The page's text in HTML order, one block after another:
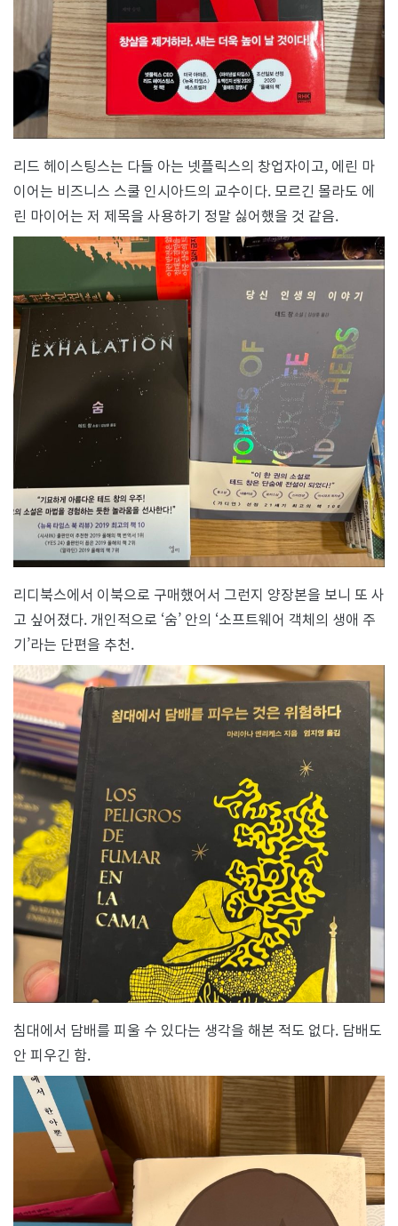
리드 헤이스팅스는 다들 아는 넷플릭스의 창업자이고, 에린 마
이어는 비즈니스 스쿨 인시아드의 교수이다. 모르긴 몰라도 에
린 마이어는 저 제목을 사용하기 정말 싫어했을 것 같음.
리디북스에서 이북으로 구매했어서 그런지 양장본을 보니 또 사
고 싶어졌다. 개인적으로 ‘숨’ 안의 ‘소프트웨어 객체의 생애 주
기’라는 단편을 추천.
침대에서 담배를 피울 수 있다는 생각을 해본 적도 없다. 담배도
안 피우긴 함.